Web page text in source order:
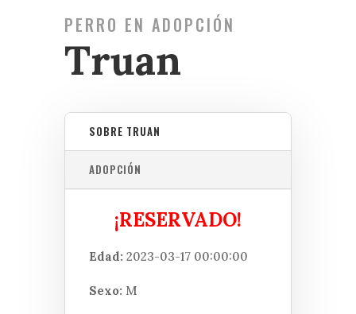
PERRO EN ADOPCIÓN
Truan
SOBRE TRUAN
ADOPCIÓN
¡RESERVADO!
Edad: 2023-03-17 00:00:00
Sexo: M